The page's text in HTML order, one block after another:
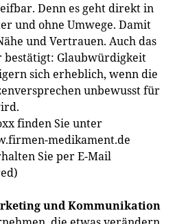
Denn es geht direkt in
und ohne Umwege. Damit
und Vertrauen. Auch das
Glaubwürdigkeit
sich erheblich, wenn die
unbewusst für
finden Sie unter
medikament.de
Sie per E-Mail
und Kommunikation